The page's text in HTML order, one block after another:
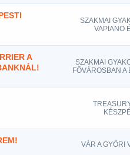
SZAKMAI
VAPIANO
A
SZAKMAI
FŐVÁROSBAN
VÁR A GYŐRI